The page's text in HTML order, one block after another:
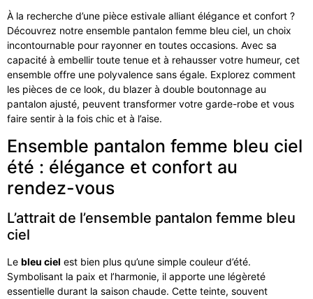
À la recherche d’une pièce estivale alliant élégance et confort ?
Découvrez notre ensemble pantalon femme bleu ciel, un choix
incontournable pour rayonner en toutes occasions. Avec sa
capacité à embellir toute tenue et à rehausser votre humeur, cet
ensemble offre une polyvalence sans égale. Explorez comment
les pièces de ce look, du blazer à double boutonnage au
pantalon ajusté, peuvent transformer votre garde-robe et vous
faire sentir à la fois chic et à l’aise.
Ensemble pantalon femme bleu ciel
été : élégance et confort au
rendez-vous
L’attrait de l’ensemble pantalon femme bleu
ciel
Le bleu ciel est bien plus qu’une simple couleur d’été.
Symbolisant la paix et l’harmonie, il apporte une légèreté
essentielle durant la saison chaude. Cette teinte, souvent